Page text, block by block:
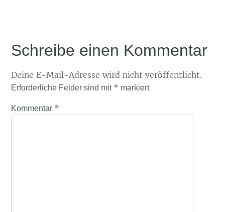
Schreibe einen Kommentar
Deine E-Mail-Adresse wird nicht veröffentlicht.
Erforderliche Felder sind mit * markiert
Kommentar *